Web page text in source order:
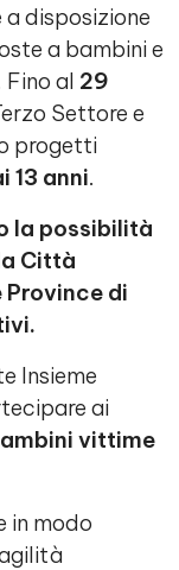
a disposizione
a bambini e
Fino al 29
Settore e
progetti
13 anni.
la possibilità
Città
Province di
Insieme
ai
vittime
in modo